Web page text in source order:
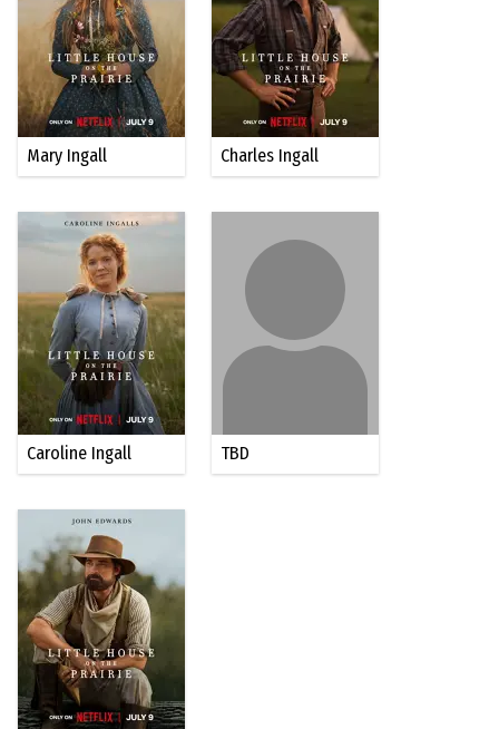
Mary Ingall Charles Ingall
Caroline Ingall TBD